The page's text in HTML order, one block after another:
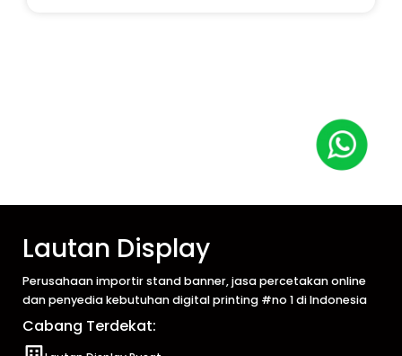
Lautan Display
Perusahaan importir stand banner, jasa percetakan online
dan penyedia kebutuhan digital printing #no 1 di Indonesia
Cabang Terdekat: